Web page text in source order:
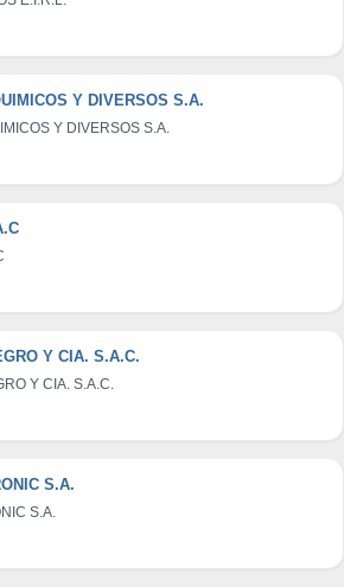
Y DIVERSOS S.A.
Y DIVERSOS S.A.
Y CIA. S.A.C.
Y CIA. S.A.C.
S.A.
S.A.